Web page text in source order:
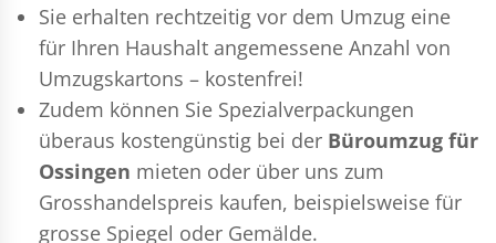
Sie erhalten rechtzeitig vor dem Umzug eine
für Ihren Haushalt angemessene Anzahl von
Umzugskartons – kostenfrei!
Zudem können Sie Spezialverpackungen
überaus kostengünstig bei der Büroumzug für
Ossingen mieten oder über uns zum
Grosshandelspreis kaufen, beispielsweise für
grosse Spiegel oder Gemälde.